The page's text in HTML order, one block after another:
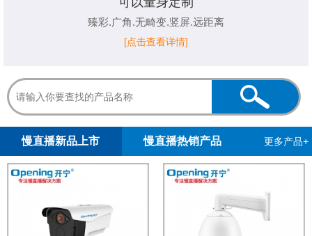
臻彩.广角.无畸变.竖屏.远距离
[点击查看详情]
慢直播新品上市 慢直播热销产品 更多产品+